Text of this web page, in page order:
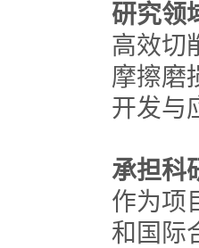
研究领
高效切
摩擦磨
开发与
承担科
作为项
和国际